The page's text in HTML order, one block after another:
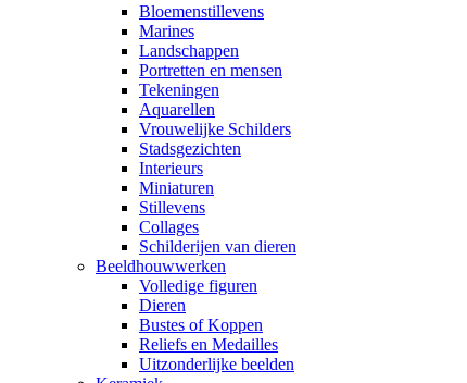
Bloemenstillevens
Marines
Landschappen
Portretten en mensen
Tekeningen
Aquarellen
Vrouwelijke Schilders
Stadsgezichten
Interieurs
Miniaturen
Stillevens
Collages
Schilderijen van dieren
Beeldhouwwerken
Volledige figuren
Dieren
Bustes of Koppen
Reliefs en Medailles
Uitzonderlijke beelden